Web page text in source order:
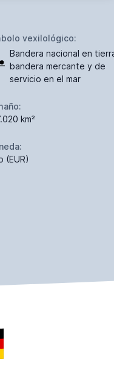
vexilológico:
Bandera nacional en
bandera mercante y de
servicio en el mar
km²
(EUR)